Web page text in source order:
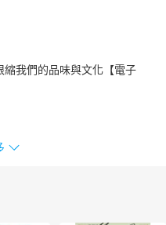
縮我們的品味與文化【電子